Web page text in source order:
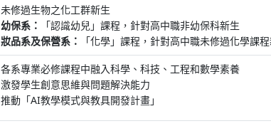
未修過生物之化工群新生
幼保系：
「認識幼兒」課程，針對高中職非幼保科新生
妝品系及保營系：
「化學」課程，針對高中職未修過化學課
各系專業必修課程中融入科學、科技、工程和數學素養
激發學生創意思維與問題解決能力
推動「AI教學模式與教具開發計畫」